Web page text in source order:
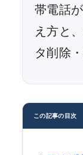
帯電話
え方と
タ削除
この記事の目次